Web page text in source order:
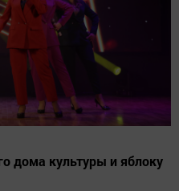
дома культуры и яблоку